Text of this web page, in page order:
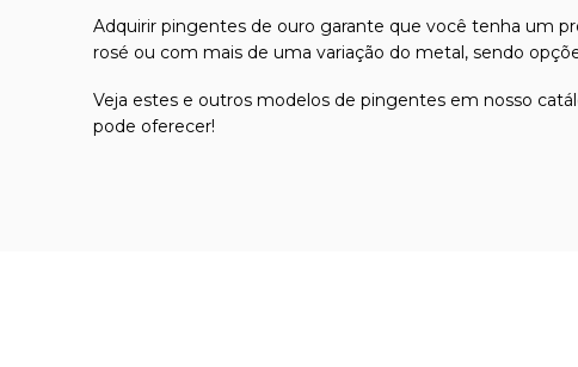
Adquirir pingentes de ouro garante que você tenha um
rosé ou com mais de uma variação do metal, sendo
Veja estes e outros modelos de pingentes em nosso
pode oferecer!